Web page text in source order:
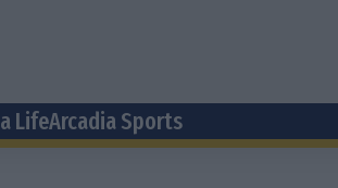
LifeArcadia Sports